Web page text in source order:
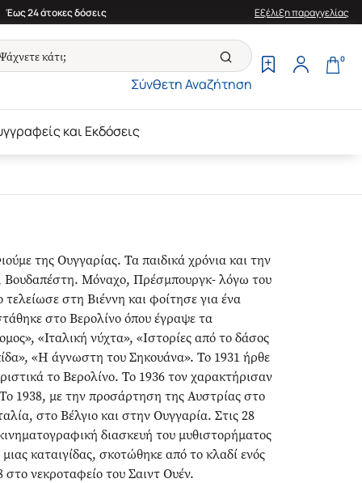
Έως 24 άτοκες δόσεις Εξέλιξη παραγγελίας
Σύνθετη Αναζήτηση
0
και Εκδόσεις
της Ουγγαρίας. Τα παιδικά χρόνια και την
Βουδαπέστη. Μόναχο, Πρέσμπουργκ- λόγω του
στη Βιέννη και φοίτησε για ένα
στο Βερολίνο όπου έγραψε τα
«Ιταλική νύχτα», «Ιστορίες από το δάσος
«Η άγνωστη του Σηκουάνα». Το 1931 ήρθε
το Βερολίνο. Το 1936 τον χαρακτήρισαν
1938, με την προσάρτηση της Αυστρίας στο
στο Βέλγιο και στην Ουγγαρία. Στις 28
διασκευή του μυθιστορήματος
καταιγίδας, σκοτώθηκε από το κλαδί ενός
στο νεκροταφείο του Σαιντ Ουέν.